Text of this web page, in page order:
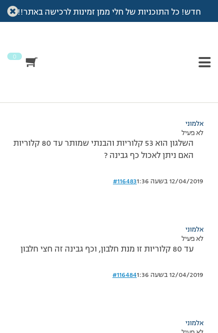
חדש! כל התוכניות של חלי ממן זמינות לרכישה באתר!!
0
עמוד הבית >דיונים>פורום >שלגון דיאט
מוצגות 3 תגובות – 1 עד 3 (מתוך 3 סה״כ)
אלמוני
לא פעיל
השלגון הוא 53 קלוריות והבנתי שמותר עד 80 קלוריות
האם ניתן לאכול כף גבינה ?
12/04/2019 בשעה 1:36 #116483
אלמוני
לא פעיל
עד 80 קלוריות זו מנת חלבון, וכף גבינה זה חצי חלבון
12/04/2019 בשעה 1:36 #116484
אלמוני